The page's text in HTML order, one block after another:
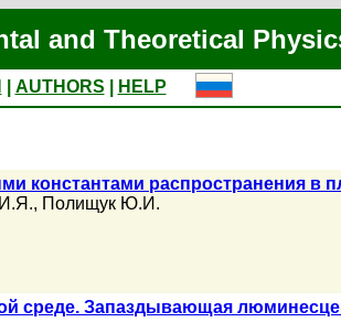
and Theoretical
AUTHORS
HELP
константами распространения в
, Полищук Ю.И.
среде. Запаздывающая